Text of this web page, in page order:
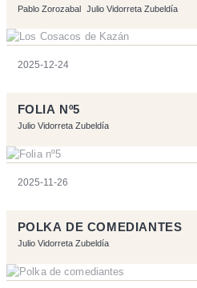
Pablo Zorozabal Julio Vidorreta Zubeldía
2025-12-24
FOLIA Nº5
Julio Vidorreta Zubeldía
2025-11-26
POLKA DE COMEDIANTES
Julio Vidorreta Zubeldía